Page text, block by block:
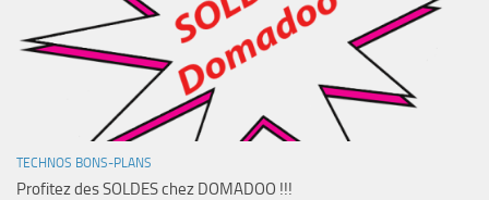
TECHNOS BONS-PLANS
Profitez des SOLDES chez DOMADOO !!!